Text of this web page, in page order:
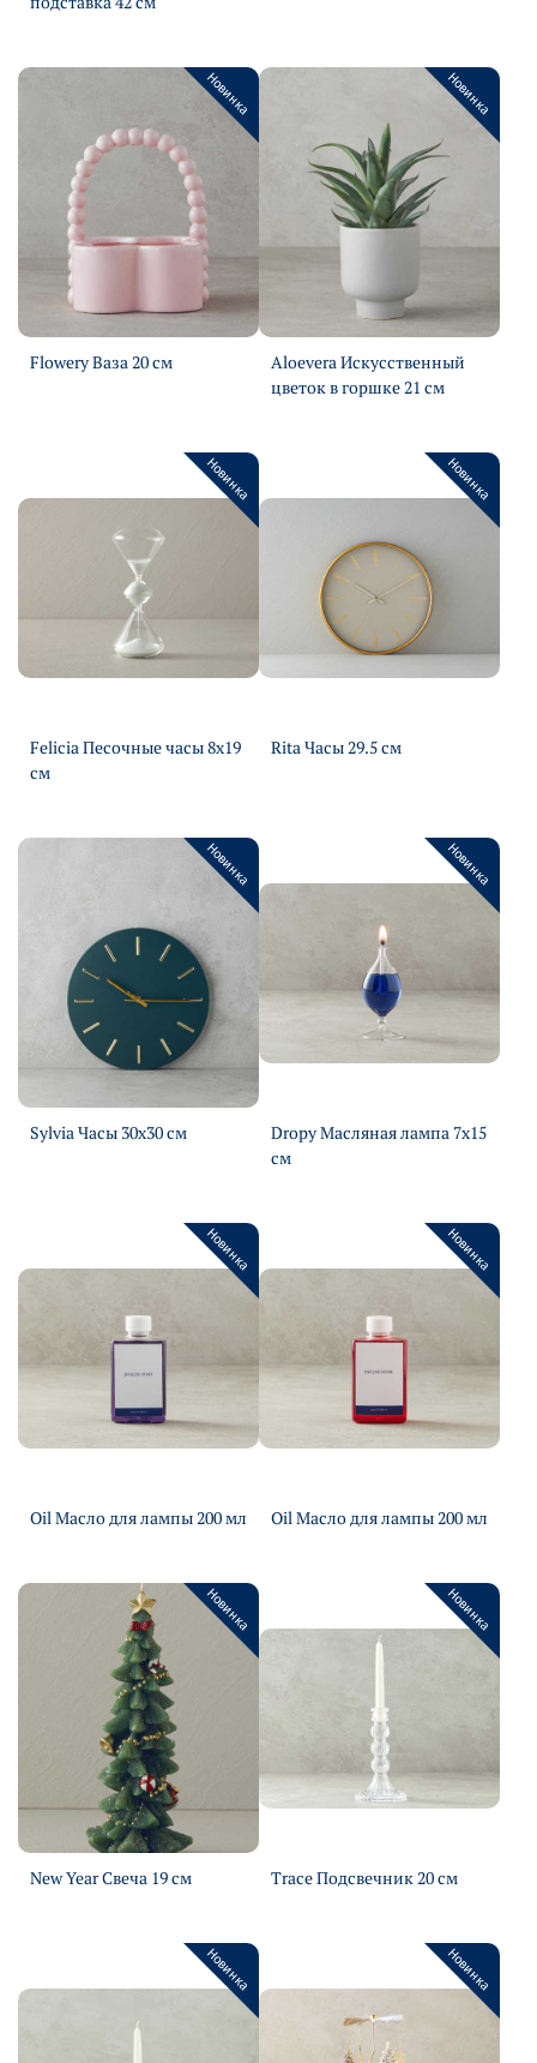
Новинка
Flowery Ваза 20 см
Новинка
Aloevera Искусственный
цветок в горшке 21 см
Новинка
Felicia Песочные часы 8х19
см
Новинка
Rita Часы 29.5 см
Новинка
Sylvia Часы 30х30 см
Новинка
Dropy Масляная лампа 7х15
см
Новинка
Oil Масло для лампы 200 мл
Новинка
Oil Масло для лампы 200 мл
Новинка
New Year Свеча 19 см
Новинка
Trace Подсвечник 20 см
Новинка Новинка